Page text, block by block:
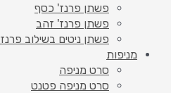
פשתן פרנז' כסף
פשתן פרנז' זהב
פשתן ניטים בשילוב פרנז
מניפות
סרט מניפה
סרט מניפה פטנט